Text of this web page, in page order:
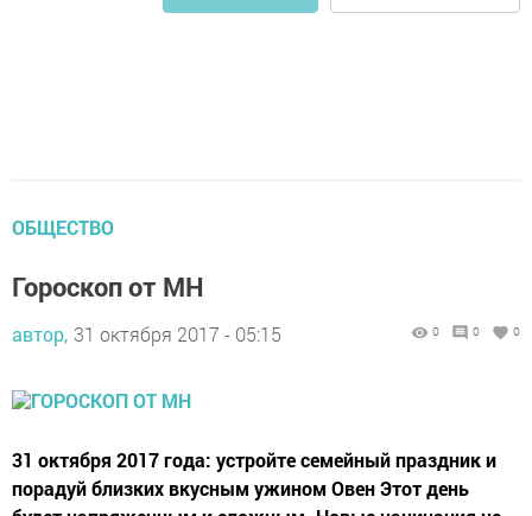
ОБЩЕСТВО
Гороскоп от МН
автор, 31 октября 2017 - 05:15 0 0 0
31 октября 2017 года: устройте семейный праздник и
порадуй близких вкусным ужином Овен Этот день